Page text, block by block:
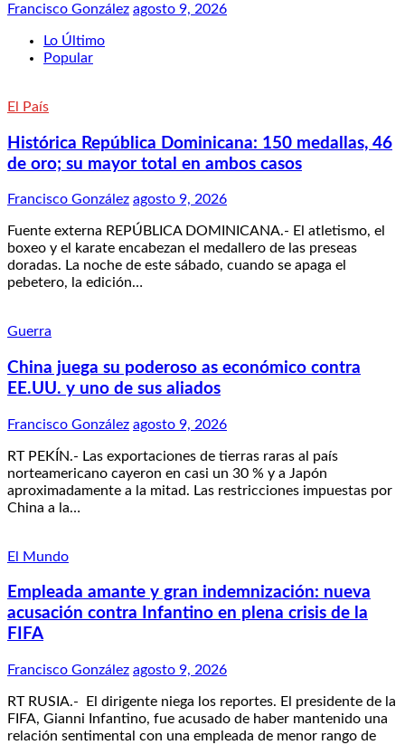
Francisco González agosto 9, 2026
Lo Último
Popular
El País
Histórica República Dominicana: 150 medallas, 46
de oro; su mayor total en ambos casos
Francisco González agosto 9, 2026
Fuente externa REPÚBLICA DOMINICANA.- El atletismo, el
boxeo y el karate encabezan el medallero de las preseas
doradas. La noche de este sábado, cuando se apaga el
pebetero, la edición…
Guerra
China juega su poderoso as económico contra
EE.UU. y uno de sus aliados
Francisco González agosto 9, 2026
RT PEKÍN.- Las exportaciones de tierras raras al país
norteamericano cayeron en casi un 30 % y a Japón
aproximadamente a la mitad. Las restricciones impuestas por
China a la…
El Mundo
Empleada amante y gran indemnización: nueva
acusación contra Infantino en plena crisis de la
FIFA
Francisco González agosto 9, 2026
RT RUSIA.- El dirigente niega los reportes. El presidente de la
FIFA, Gianni Infantino, fue acusado de haber mantenido una
relación sentimental con una empleada de menor rango de